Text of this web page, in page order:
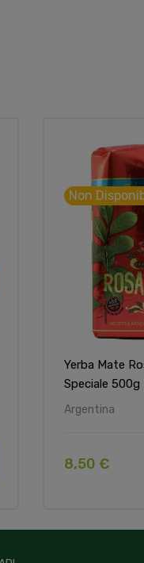
Yerba Mate
Speciale 500g
Argentina
Non
8,50 €